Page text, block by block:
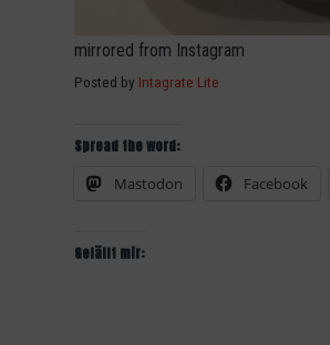
mirrored from Instagram
Posted by Intagrate Lite
Spread the word:
Mastodon
Facebook
Gefällt mir: